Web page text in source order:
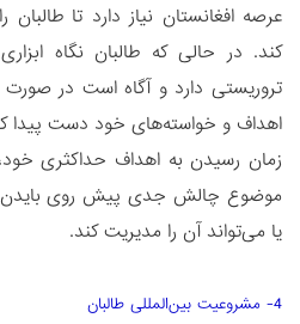
عرصه افغانستان نیاز دارد تا
کند. در حالی که طالبان نگاه
تروریستی دارد و آگاه است در صورت
اهداف و خواسته‌های خود دست پیدا
زمان رسیدن به اهداف حداکثری
موضوع چالش جدی پیش روی
یا می­‌تواند آن را مدیریت کند.
4- مشروعیت بین‌المللی طالبان